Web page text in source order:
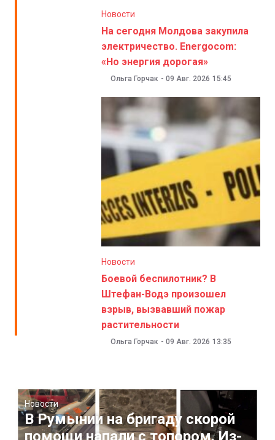
Новости
На сегодня Молдова закупила
электричество. Energocom:
«Но энергия дорогая»
Ольга Горчак - 09 Авг. 2026 15:45
Новости
Боевой беспилотник? В
Штефан-Водэ произошел
взрыв, вызвавший пожар
растительности
Ольга Горчак - 09 Авг. 2026 13:35
Новости
В Румынии на бригаду скорой
помощи напали с топором. Из-